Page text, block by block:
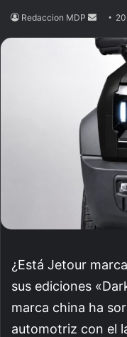
Redaccion MDP
Send
email
¿Está Jetour
sus ediciones
marca china ha
automotriz con el